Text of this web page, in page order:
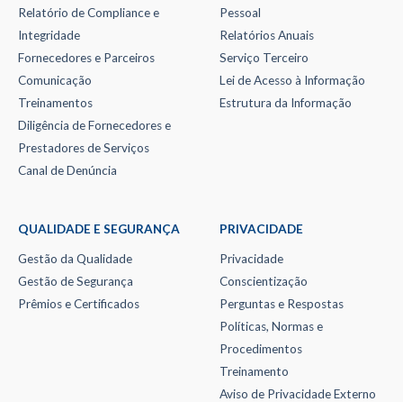
Relatório de Compliance e
Integridade
Fornecedores e Parceiros
Comunicação
Treinamentos
Diligência de Fornecedores e
Prestadores de Serviços
Canal de Denúncia
Pessoal
Relatórios Anuais
Serviço Terceiro
Lei de Acesso à Informação
Estrutura da Informação
QUALIDADE E SEGURANÇA
Gestão da Qualidade
Gestão de Segurança
Prêmios e Certificados
PRIVACIDADE
Privacidade
Conscientização
Perguntas e Respostas
Políticas, Normas e
Procedimentos
Treinamento
Aviso de Privacidade Externo